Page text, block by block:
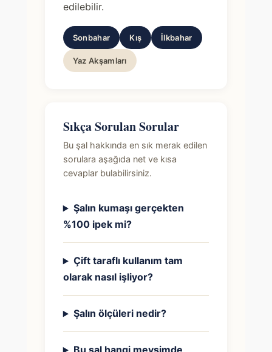
edilebilir.
Sonbahar Kış İlkbahar
Yaz Akşamları
Sıkça Sorulan Sorular
Bu şal hakkında en sık merak edilen
sorulara aşağıda net ve kısa
cevaplar bulabilirsiniz.
Şalın kumaşı gerçekten
%100 ipek mi?
Çift taraflı kullanım tam
olarak nasıl işliyor?
Şalın ölçüleri nedir?